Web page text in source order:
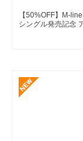
【50%OFF】M-
シングル発売記念